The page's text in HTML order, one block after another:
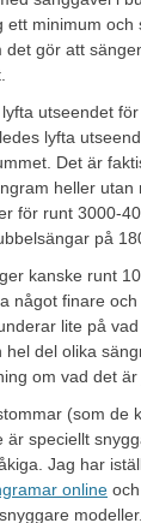
ett minimum och
det gör att
utseendet
lyfta
Det är
heller utan
för runt 3000-
på
kanske runt
något finare
lite på
hel del olika
om vad det är
(som de
är speciellt
Jag har
online
modeller.